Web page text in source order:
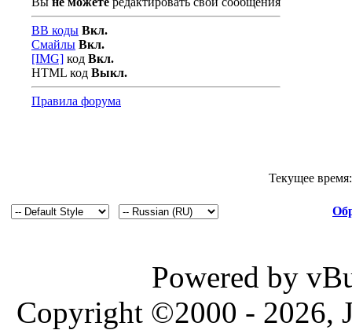
BB коды Вкл.
Смайлы Вкл.
[IMG] код Вкл.
HTML код Выкл.
Правила форума
Текущее
Powered by
Copyright ©2000 - 2026,